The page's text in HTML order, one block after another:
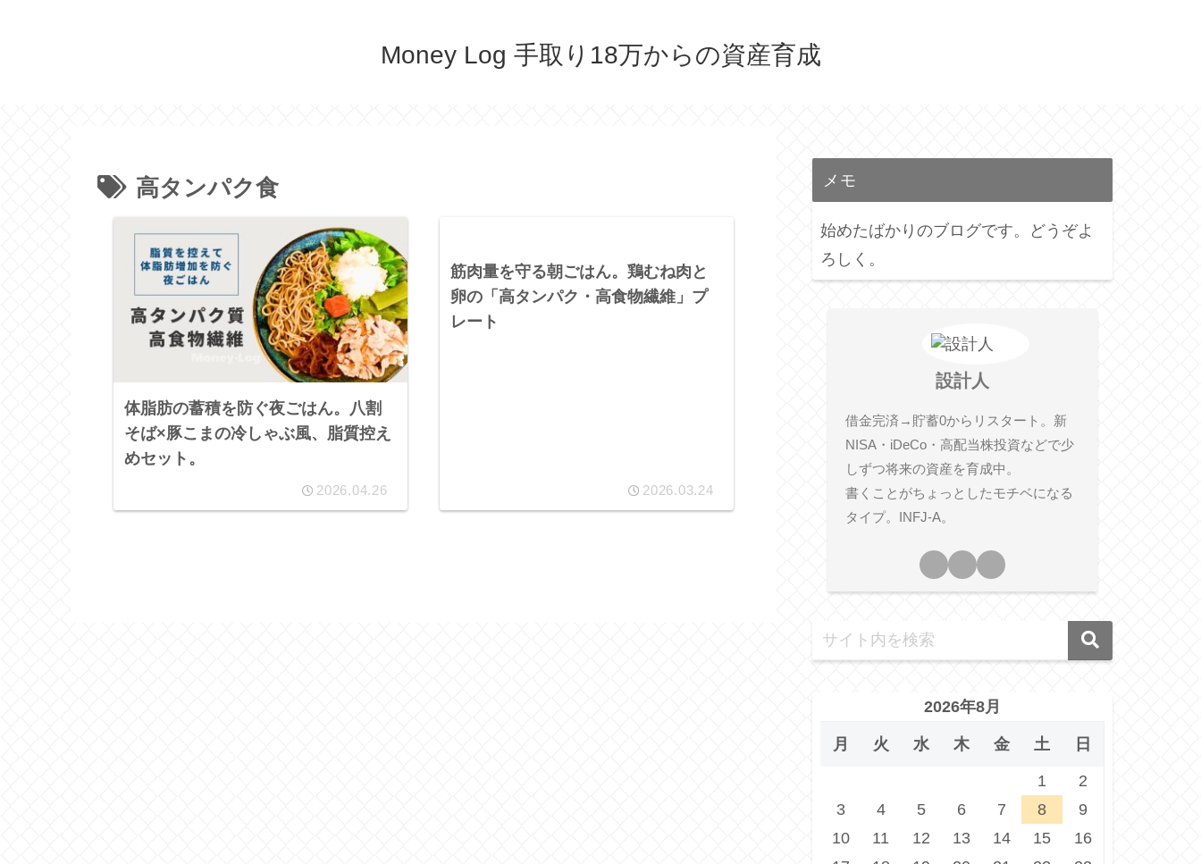
Money Log 手取り18万からの資産育成
高タンパク食
体脂肪の蓄積を防ぐ夜ごはん。八割
そば×豚こまの冷しゃぶ風、脂質控え
めセット。
2026.04.26
筋肉量を守る朝ごはん。鶏むね肉と
卵の「高タンパク・高食物繊維」プ
レート
2026.03.24
メモ
始めたばかりのブログです。どうぞよ
ろしく。
設計人
借金完済→貯蓄0からリスタート。新
NISA・iDeCo・高配当株投資などで少
しずつ将来の資産を育成中。
書くことがちょっとしたモチベになる
タイプ。INFJ-A。
2026年8月
月 火 水 木 金 土 日
1
2
3
4 5 6 7 8
9
10
11 12 13 14 15
16